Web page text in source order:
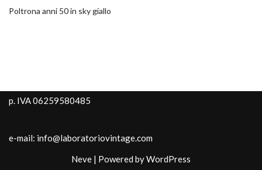
Poltrona anni 50 in sky giallo
p. IVA 06259580485
e-mail: info@laboratoriovintage.com
Neve | Powered byWordPress